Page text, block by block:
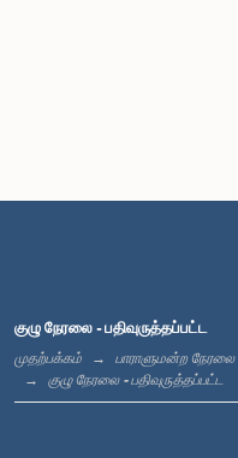
குழு நேரலை - பதிவுருத்தப்பட்ட
முதற்பக்கம்
பாராளுமன்ற நேரலை
குழு நேரலை - பதிவுருத்தப்பட்ட